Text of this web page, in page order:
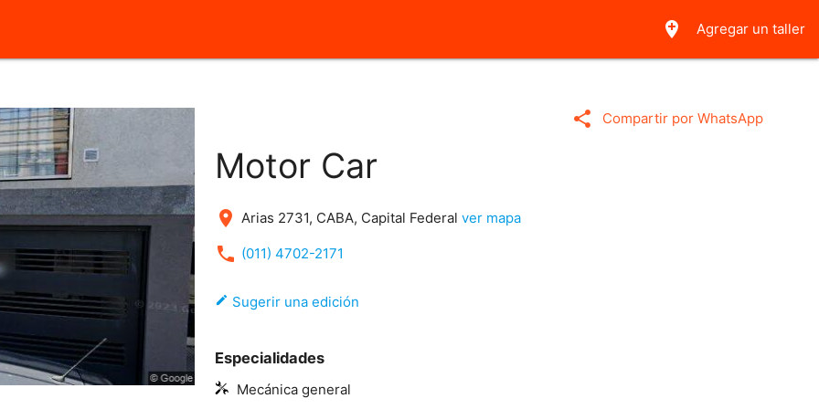
add_location Agregar un taller
share Compartir por WhatsApp
Motor Car
place Arias 2731, CABA, Capital Federalver mapa
local_phone (011) 4702-2171
edit Sugerir una edición
Especialidades
Mecánica general